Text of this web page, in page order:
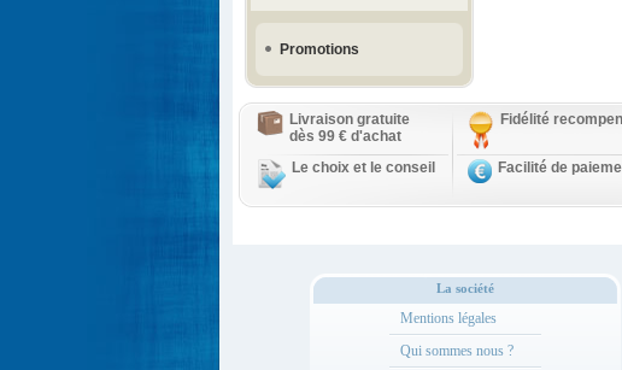
Promotions
Livraison gratuite
dès 99 € d'achat
Fidélité
Le choix et le conseil Facilité de
La société
Mentions légales
Qui sommes nous ?